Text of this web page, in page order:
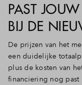
PAST
BIJ DE
De prijzen van het
een duidelijke
plus de kosten van
financiering nog past